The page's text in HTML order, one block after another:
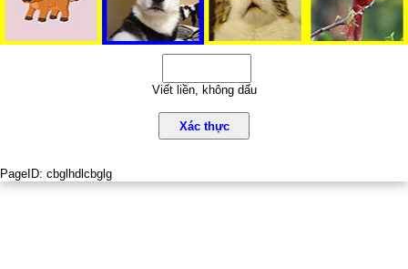
Viết liền, không dấu
Xác thực
PageID: cbglhdlcbglg